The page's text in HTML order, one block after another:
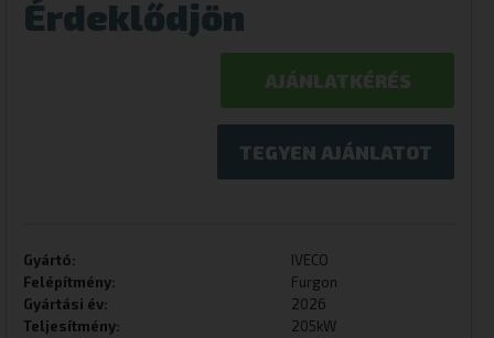
Érdeklődjön
AJÁNLATKÉRÉS
TEGYEN AJÁNLATOT
Gyártó:
IVECO
Felépítmény:
Furgon
Gyártási év:
2026
Teljesítmény:
205kW